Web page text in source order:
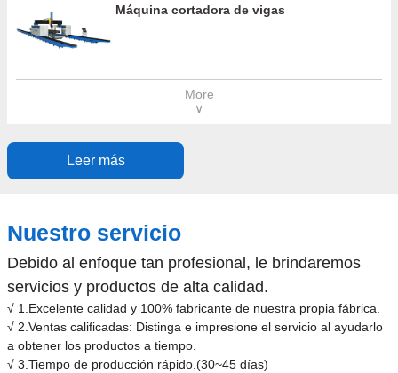
Máquina cortadora de vigas
More
∨
Leer más
Nuestro servicio
Debido al enfoque tan profesional, le brindaremos
servicios y productos de alta calidad.
√ 1.Excelente calidad y 100% fabricante de nuestra propia fábrica.
√ 2.Ventas calificadas: Distinga e impresione el servicio al ayudarlo
a obtener los productos a tiempo.
√ 3.Tiempo de producción rápido.(30~45 días)